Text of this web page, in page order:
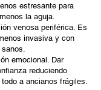
estresante para
la aguja.
venosa periférica. Es
invasiva y con
emocional. Dar
reduciendo
a ancianos frágiles.